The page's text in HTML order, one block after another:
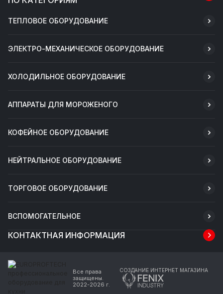
ТЕПЛОВОЕ ОБОРУДОВАНИЕ
ЭЛЕКТРО-МЕХАНИЧЕСКОЕ ОБОРУДОВАНИЕ
ХОЛОДИЛЬНОЕ ОБОРУДОВАНИЕ
АППАРАТЫ ДЛЯ МОРОЖЕНОГО
КОФЕЙНОЕ ОБОРУДОВАНИЕ
НЕЙТРАЛЬНОЕ ОБОРУДОВАНИЕ
ТОРГОВОЕ ОБОРУДОВАНИЕ
ВСПОМОГАТЕЛЬНОЕ
КОНТАКТНАЯ ИНФОРМАЦИЯ
Все права
защищены.
2022-2026 г.
СОЗДАНИЕ ИНТЕРНЕТ МАГАЗИНА